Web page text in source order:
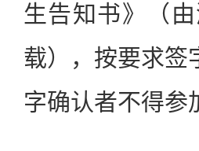
生告知书》（
载），按要求签
字确认者不得参